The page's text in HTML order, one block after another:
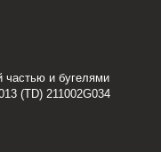
частью и бугелями
(TD) 211002G034